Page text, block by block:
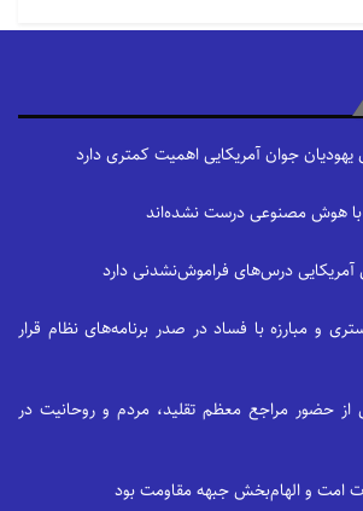
یهودیان جوان آمریکایی اهمیت کمتری دارد
با هوش مصنوعی درست نشده‌اند
آمریکایی درس‌های فراموش‌نشدنی دارد
و مبارزه با فساد در صدر برنامه‌های نظام قرار
از حضور مراجع معظم تقلید، مردم و روحانیت در
امت و الهام‌بخش جبهه مقاومت بود